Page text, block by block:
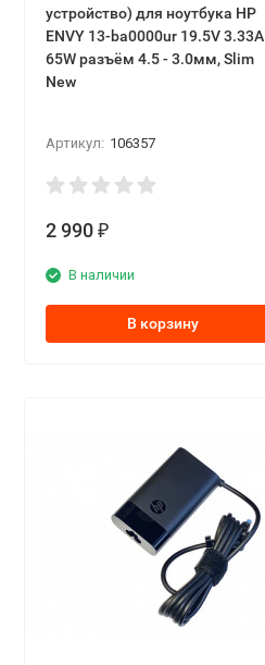
устройство) для ноутбука НР
ЕNVY 13-bа0000ur 19.5V 3.33А
65W разъём 4.5 - 3.0мм, Ѕlіm
New
Артикул: 106357
2 990 ₽
В наличии
В корзину